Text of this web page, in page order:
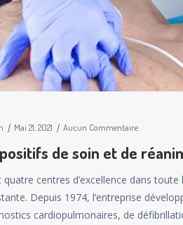
Mai 21, 2021 Aucun Commentaire
de soin et de
quatre centres d’excellence dans toute
Depuis 1974, l’entreprise
cardiopulmonaires, de